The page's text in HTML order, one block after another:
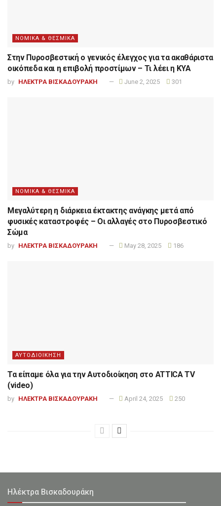
ΝΟΜΙΚΑ & ΘΕΣΜΙΚΑ
Στην Πυροσβεστική ο γενικός έλεγχος για τα ακαθάριστα
οικόπεδα και η επιβολή προστίμων – Τι λέει η ΚΥΑ
by ΗΛΕΚΤΡΑ ΒΙΣΚΑΔΟΥΡΑΚΗ June 2, 2025 301
ΝΟΜΙΚΑ & ΘΕΣΜΙΚΑ
Μεγαλύτερη η διάρκεια έκτακτης ανάγκης μετά από
φυσικές καταστροφές – Οι αλλαγές στο Πυροσβεστικό
Σώμα
by ΗΛΕΚΤΡΑ ΒΙΣΚΑΔΟΥΡΑΚΗ May 28, 2025 186
ΑΥΤΟΔΙΟΙΚΗΣΗ
Τα είπαμε όλα για την Αυτοδιοίκηση στο ATTICA TV
(video)
by ΗΛΕΚΤΡΑ ΒΙΣΚΑΔΟΥΡΑΚΗ April 24, 2025 250
Ηλέκτρα Βισκαδουράκη